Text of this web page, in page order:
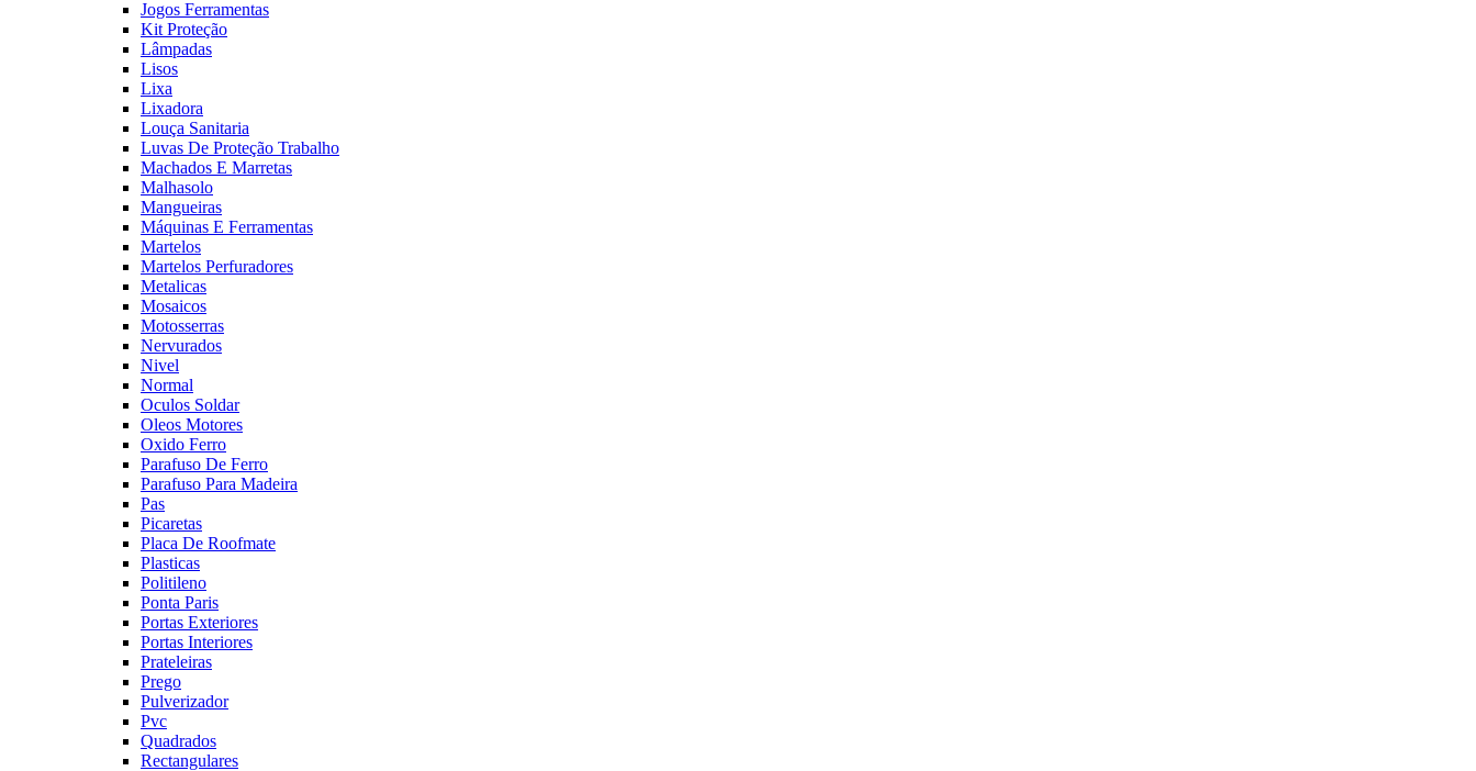
Jogos Ferramentas
Kit Proteção
Lâmpadas
Lisos
Lixa
Lixadora
Louça Sanitaria
Luvas De Proteção Trabalho
Machados E Marretas
Malhasolo
Mangueiras
Máquinas E Ferramentas
Martelos
Martelos Perfuradores
Metalicas
Mosaicos
Motosserras
Nervurados
Nivel
Normal
Oculos Soldar
Oleos Motores
Oxido Ferro
Parafuso De Ferro
Parafuso Para Madeira
Pas
Picaretas
Placa De Roofmate
Plasticas
Politileno
Ponta Paris
Portas Exteriores
Portas Interiores
Prateleiras
Prego
Pulverizador
Pvc
Quadrados
Rectangulares